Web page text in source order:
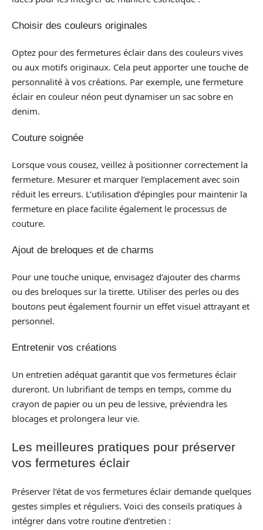
Choisir des couleurs originales
Optez pour des fermetures éclair dans des couleurs vives
ou aux motifs originaux. Cela peut apporter une touche de
personnalité à vos créations. Par exemple, une fermeture
éclair en couleur néon peut dynamiser un sac sobre en
denim.
Couture soignée
Lorsque vous cousez, veillez à positionner correctement la
fermeture. Mesurer et marquer l’emplacement avec soin
réduit les erreurs. L’utilisation d’épingles pour maintenir la
fermeture en place facilite également le processus de
couture.
Ajout de breloques et de charms
Pour une touche unique, envisagez d’ajouter des charms
ou des breloques sur la tirette. Utiliser des perles ou des
boutons peut également fournir un effet visuel attrayant et
personnel.
Entretenir vos créations
Un entretien adéquat garantit que vos fermetures éclair
dureront. Un lubrifiant de temps en temps, comme du
crayon de papier ou un peu de lessive, préviendra les
blocages et prolongera leur vie.
Les meilleures pratiques pour préserver
vos fermetures éclair
Préserver l’état de vos fermetures éclair demande quelques
gestes simples et réguliers. Voici des conseils pratiques à
intégrer dans votre routine d’entretien :